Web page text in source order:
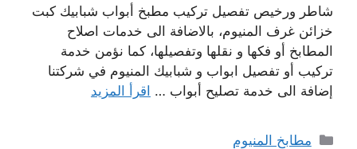
شاطر ورخيص تفصيل تركيب مطبخ أبواب شبابيك كبت
خزائن غرف المنيوم، بالاضافة الى خدمات اصلاح
المطابخ أو فكها و نقلها وتفصيلها، كما نؤمن خدمة
تركيب أو تفصيل ابواب و شبابيك المنيوم في شركتنا
إضافة الى خدمة تصليح أبواب … اقرأ المزيد
التصنيفات
مطابخ المنيوم